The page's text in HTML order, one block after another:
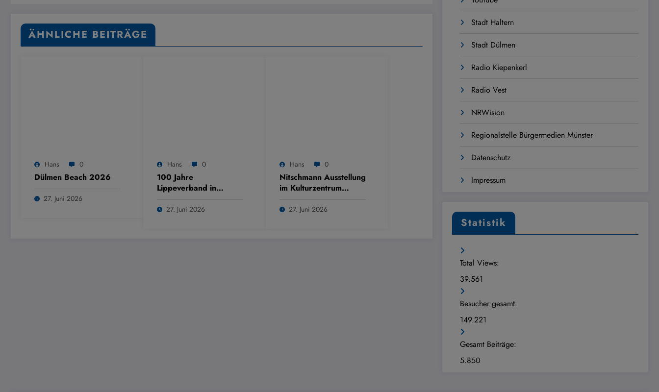
ÄHNLICHE BEITRÄGE
Hans 0
Dülmen Beach 2026
27. Juni 2026
Hans 0
100 Jahre
Lippeverband in
27. Juni 2026
Hans 0
Nitschmann Ausstellung
im Kulturzentrum
27. Juni 2026
Stadt Haltern
Stadt Dülmen
Radio Kiepenkerl
Radio Vest
NRWision
Regionalstelle Bürgermedien Münster
Datenschutz
Impressum
Statistik
Total Views:
39.561
Besucher gesamt:
149.221
Gesamt Beiträge:
5.850